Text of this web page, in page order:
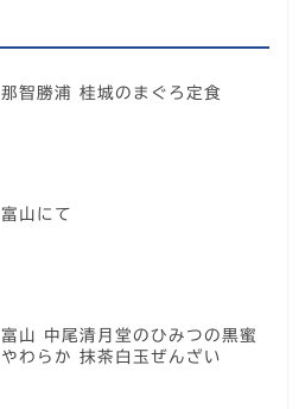
那智勝浦 桂城のまぐろ定食
富山にて
富山 中尾清月堂のひみつの黒蜜
やわらか 抹茶白玉ぜんざい